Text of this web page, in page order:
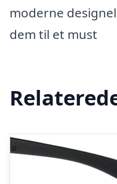
moderne
dem til et must